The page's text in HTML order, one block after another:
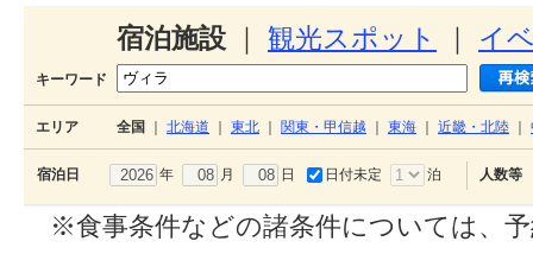
宿泊施設 観光スポット イ
キーワード
エリア 全国 北海道 東北 関東・甲信越 東海 近畿・北陸
宿泊日 年 月 日 日付未定 泊 人数等
※食事条件などの諸条件については、